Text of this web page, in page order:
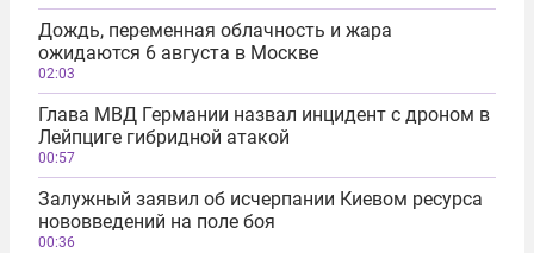
Дождь, переменная облачность и жара
ожидаются 6 августа в Москве
02:03
Глава МВД Германии назвал инцидент с дроном в
Лейпциге гибридной атакой
00:57
Залужный заявил об исчерпании Киевом ресурса
нововведений на поле боя
00:36